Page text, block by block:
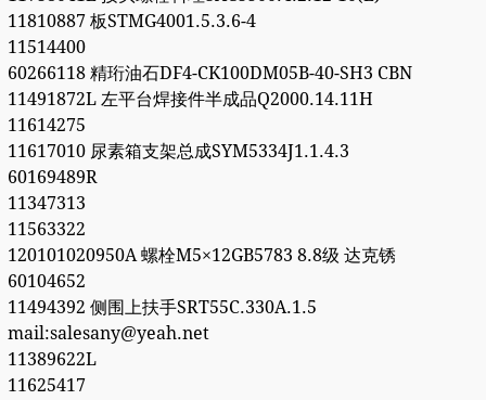
11810887 板STMG4001.5.3.6-4
11514400
60266118 精珩油石DF4-CK100DM05B-40-SH3 CBN
11491872L 左平台焊接件半成品Q2000.14.11H
11614275
11617010 尿素箱支架总成SYM5334J1.1.4.3
60169489R
11347313
11563322
120101020950A 螺栓M5×12GB5783 8.8级 达克锈
60104652
11494392 侧围上扶手SRT55C.330A.1.5
mail:salesany@yeah.net
11389622L
11625417